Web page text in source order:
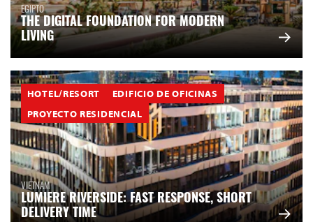
EGIPTO
THE DIGITAL FOUNDATION FOR MODERN
LIVING
HOTEL/RESORT
EDIFICIO DE OFICINAS
PROYECTO RESIDENCIAL
VIETNAM
LUMIERE RIVERSIDE: FAST RESPONSE, SHORT
DELIVERY TIME